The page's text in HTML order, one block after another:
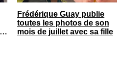
Frédérique Guay publie
toutes les photos de son
mois de juillet avec sa fille